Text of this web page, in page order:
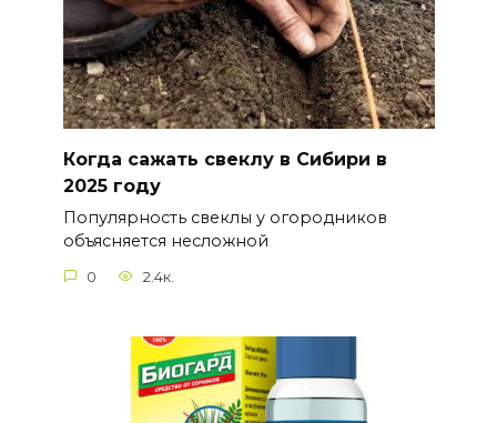
Когда сажать свеклу в Сибири в
2025 году
Популярность свеклы у огородников
объясняется несложной
0 2.4к.